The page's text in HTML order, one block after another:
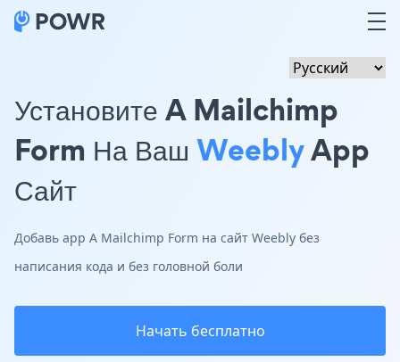
Установите A Mailchimp
Form На Ваш WeeblyApp
Сайт
Добавь app A Mailchimp Form на сайт Weebly без
написания кода и без головной боли
Начать бесплатно